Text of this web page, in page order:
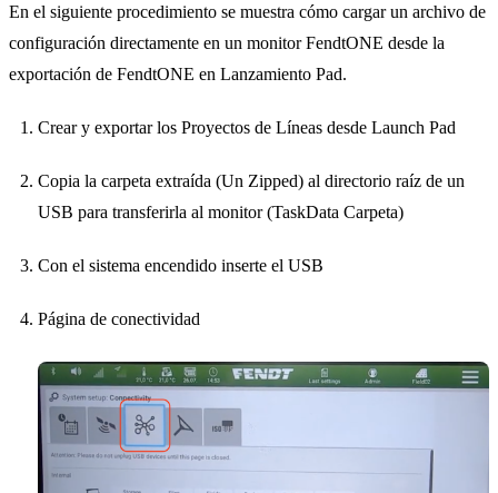
En el siguiente procedimiento se muestra cómo cargar un archivo de
configuración directamente en un monitor FendtONE desde la
exportación de FendtONE en Lanzamiento Pad.
Crear y exportar los Proyectos de Líneas desde Launch Pad
Copia la carpeta extraída (Un Zipped) al directorio raíz de un
USB para transferirla al monitor (TaskData Carpeta)
Con el sistema encendido inserte el USB
Página de conectividad